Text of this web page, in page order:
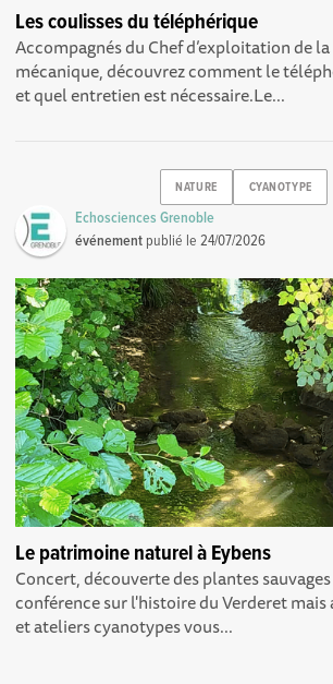
Les coulisses du téléphérique
Accompagnés du Chef d’exploitation de
mécanique, découvrez comment le
et quel entretien est nécessaire.Le...
NATURE CYANOTYPE
Echosciences Grenoble
événement publié le24/07/2026
Le patrimoine naturel à Eybens
Concert, découverte des plantes
conférence sur l'histoire du Verderet mais
et ateliers cyanotypes vous...